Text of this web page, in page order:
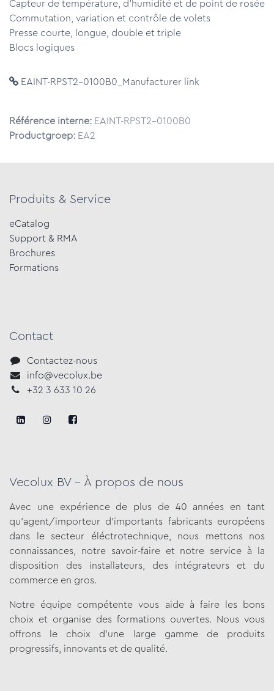
Capteur de température, d'humidité et de point de rosée
Commutation, variation et contrôle de volets
Presse courte, longue, double et triple
Blocs logiques
EAINT-RPST2-0100B0_Manufacturer link
Référence interne: EAINT-RPST2-0100B0
Productgroep: EA2
Produits & Service
eCatalog
Support & RMA
Brochures
Formations​
Contact
Contactez-nous
info@vecolux.be
+3​2 3 633​ 10 ​2​6
Vecolux BV - À propos de nous
Avec une expérience de plus de 40 années en tant
qu'agent/importeur d'importants fabricants européens
dans le secteur éléctrotechnique, nous mettons nos
connaissances, notre savoir-faire et notre service à la
disposition des installateurs, des intégrateurs et du
commerce en gros.
Notre équipe compétente vous aide à faire les bons
choix et organise des formations ouvertes. Nous vous
offrons le choix d'une large gamme de produits
progressifs, innovants et de qualité.